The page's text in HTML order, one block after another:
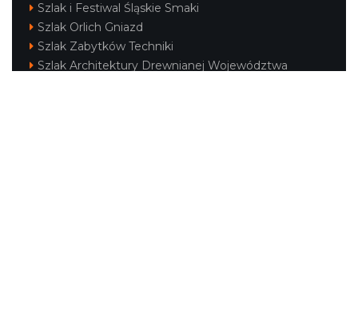
Szlak i Festiwal Śląskie Smaki
Szlak Orlich Gniazd
Szlak Zabytków Techniki
Szlak Architektury Drewnianej Województwa